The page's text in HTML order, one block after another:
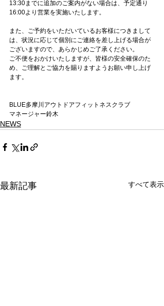
13:30までに追加のご案内がない場合は、予定通り
16:00より営業を実施いたします。
また、ご予約をいただいているお客様につきまして
は、状況に応じて個別にご連絡を差し上げる場合が
ございますので、あらかじめご了承ください。
ご不便をおかけいたしますが、皆様の安全確保のた
め、ご理解とご協力を賜りますようお願い申し上げ
ます。
BLUE多摩川アウトドアフィットネスクラブ
マネージャー鈴木
NEWS
最新記事 すべて表示